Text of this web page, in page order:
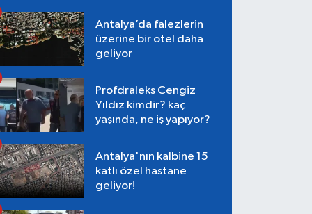
Antalya’da falezlerin
üzerine bir otel daha
geliyor
Profdraleks Cengiz
Yıldız kimdir? kaç
yaşında, ne iş yapıyor?
Antalya'nın kalbine 15
katlı özel hastane
geliyor!